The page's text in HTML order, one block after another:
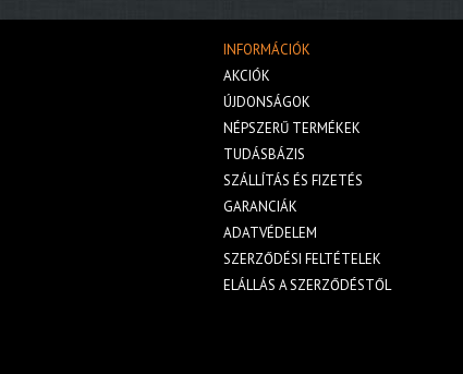
INFORMÁCIÓK
AKCIÓK
ÚJDONSÁGOK
NÉPSZERŰ TERMÉKEK
TUDÁSBÁZIS
SZÁLLÍTÁS ÉS FIZETÉS
GARANCIÁK
ADATVÉDELEM
SZERZŐDÉSI FELTÉTELEK
ELÁLLÁS A SZERZŐDÉSTŐL